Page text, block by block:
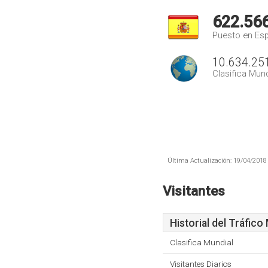
Puesto en
Clasifica
Última Actualización: 19/04/2018
Visitantes
Historial del Tráfico
Clasifica Mundial
Visitantes Diarios